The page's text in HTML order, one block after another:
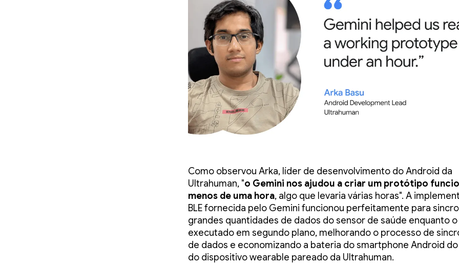
Como observou Arka, líder de desenvolvimento do Android da
Ultrahuman, "o Gemini nos ajudou a criar um protótipo
menos de uma hora, algo que levaria várias horas". A
BLE fornecida pelo Gemini funcionou perfeitamente para
grandes quantidades de dados do sensor de saúde enquanto
executado em segundo plano, melhorando o processo de
de dados e economizando a bateria do smartphone Android
do dispositivo wearable pareado da Ultrahuman.